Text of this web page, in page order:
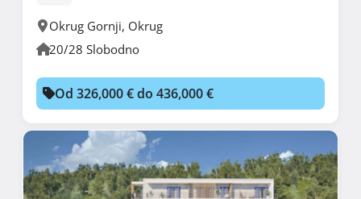
Okrug Gornji, Okrug
20/28 Slobodno
Od 326,000 € do 436,000 €